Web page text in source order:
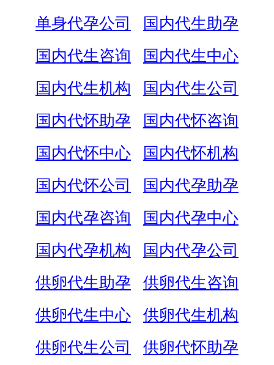
单身代孕公司
国内代生助孕
国内代生咨询
国内代生中心
国内代生机构
国内代生公司
国内代怀助孕
国内代怀咨询
国内代怀中心
国内代怀机构
国内代怀公司
国内代孕助孕
国内代孕咨询
国内代孕中心
国内代孕机构
国内代孕公司
供卵代生助孕
供卵代生咨询
供卵代生中心
供卵代生机构
供卵代生公司
供卵代怀助孕